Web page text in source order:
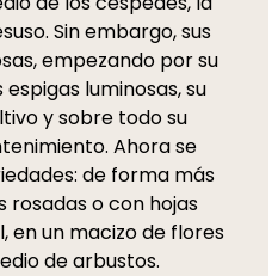
Sin embargo, sus
empezando por su
luminosas, su
y sobre todo su
Ahora se
de forma más
o con hojas
en un macizo de flores
de arbustos.